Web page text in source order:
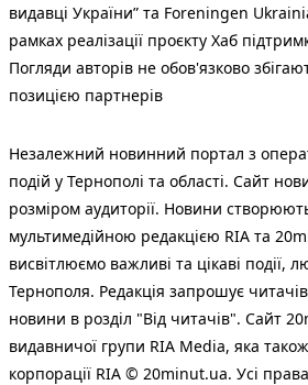
видавці України” та Foreningen
рамках реалізації проєкту Хаб
Погляди авторів не обов'язково
позицією партнерів
Незалежний новинний портал з
подій у Тернополі та області. Сайт
розміром аудиторії. Новини
мультимедійною редакцією RIA та
висвітлюємо важливі та цікаві події,
Тернополя. Редакція запрошує
новини в розділ "Від читачів". Сайт
видавничої групи RIA Media, яка
корпорації RIA © 20minut.ua. Усі